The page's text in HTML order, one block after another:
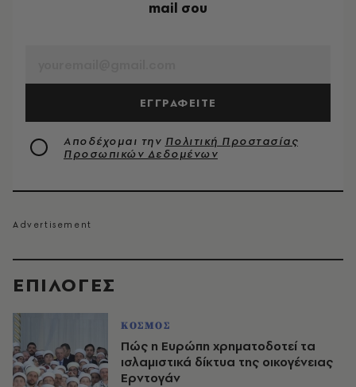
EΠΙΛΟΓΈΣ
ΚΟΣΜΟΣ
Πώς η Ευρώπη χρηματοδοτεί τα
ισλαμιστικά δίκτυα της οικογένειας
Ερντογάν
mail σου
ΕΓΓΡΑΦΕΙΤΕ
Αποδέχομαι την Πολιτική Προστασίας
Προσωπικών Δεδομένων